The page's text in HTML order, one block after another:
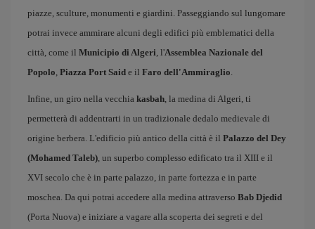
piazze, sculture, monumenti e giardini. Passeggiando sul lungomare
potrai invece ammirare alcuni degli edifici più emblematici della
città, come il Municipio di Algeri , l'Assemblea Nazionale del
Popolo Piazza Port Said e il Faro dell'Ammiraglio
Infine, un giro nella vecchia kasbah , la medina di Algeri, ti
permetterà di addentrarti in un tradizionale dedalo medievale di
origine berbera. L'edificio più antico della città è il Palazzo del Dey
(Mohamed Taleb) , un superbo complesso edificato tra il XIII e il
XVI secolo che è in parte palazzo, in parte fortezza e in parte
moschea. Da qui potrai accedere alla medina attraverso Bab Djedid
(Porta Nuova) e iniziare a vagare alla scoperta dei segreti e del